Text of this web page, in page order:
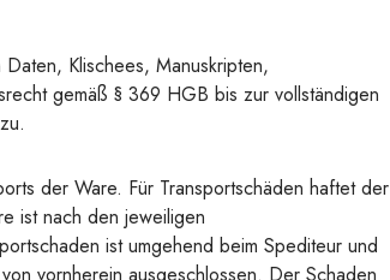
Klischees, Manuskripten,
gemäß § 369 HGB bis zur vollständigen
der Ware. Für Transportschäden haftet der
ist nach den jeweiligen
ist umgehend beim Spediteur und